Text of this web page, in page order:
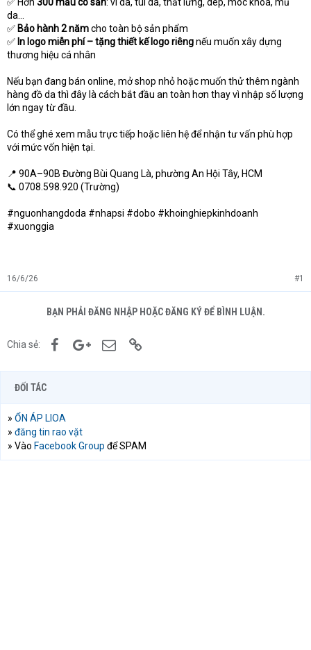
✅ Hơn 300 mẫu có sẵn: ví da, túi da, thắt lưng, dép, móc khoá, mũ
da…
✅ Bảo hành 2 nămcho toàn bộ sản phẩm
✅ In logo miễn phí – tặng thiết kế logo riêngnếu muốn xây dựng
thương hiệu cá nhân
Nếu bạn đang bán online, mở shop nhỏ hoặc muốn thử thêm ngành
hàng đồ da thì đây là cách bắt đầu an toàn hơn thay vì nhập số lượng
lớn ngay từ đầu.
Có thể ghé xem mẫu trực tiếp hoặc liên hệ để nhận tư vấn phù hợp
với mức vốn hiện tại.
📍 90A–90B Đường Bùi Quang Là, phường An Hội Tây, HCM
📞 0708.598.920 (Trường)
#nguonhangdoda #nhapsi #dobo #khoinghiepkinhdoanh
#xuonggia
16/6/26 #1
BẠN PHẢI ĐĂNG NHẬP HOẶC ĐĂNG KÝ ĐỂ BÌNH LUẬN.
Chia sẻ: FacebookGoogle+Email
ĐỐI TÁC
» ỔN ÁP LIOA
» đăng tin rao vặt
» Vào Facebook Group để SPAM